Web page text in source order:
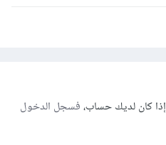
كان لديك حساب،فسجل الدخول